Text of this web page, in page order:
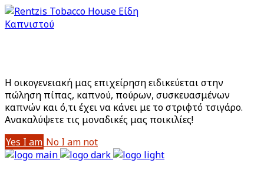
Είστε άνω των 18;
Η οικογενειακή μας επιχείρηση ειδικεύεται στην
πώληση πίπας, καπνού, πούρων, συσκευασμένων
καπνών και ό,τι έχει να κάνει με το στριφτό τσιγάρο.
Aνακαλύψετε τις μοναδικές μας ποικιλίες!
Yes I am No I am not